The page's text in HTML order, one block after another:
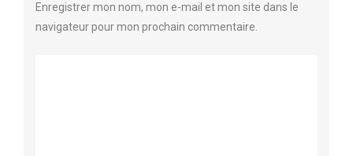
Enregistrer mon nom, mon e-mail et mon site dans le
navigateur pour mon prochain commentaire.